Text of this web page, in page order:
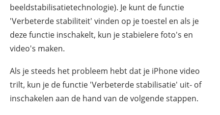
beeldstabilisatietechnologie). Je kunt de functie
'Verbeterde stabiliteit' vinden op je toestel en als je
deze functie inschakelt, kun je stabielere foto's en
video's maken.
Als je steeds het probleem hebt dat je iPhone video
trilt, kun je de functie 'Verbeterde stabilisatie' uit- of
inschakelen aan de hand van de volgende stappen.